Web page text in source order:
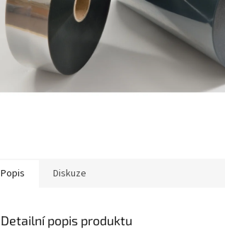
Popis Diskuze
Detailní popis produktu